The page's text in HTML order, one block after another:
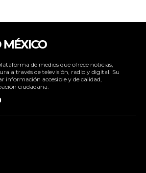
de medios que ofrece noticias,
a través de televisión, radio y digital. Su
información accesible y de calidad,
ciudadana.